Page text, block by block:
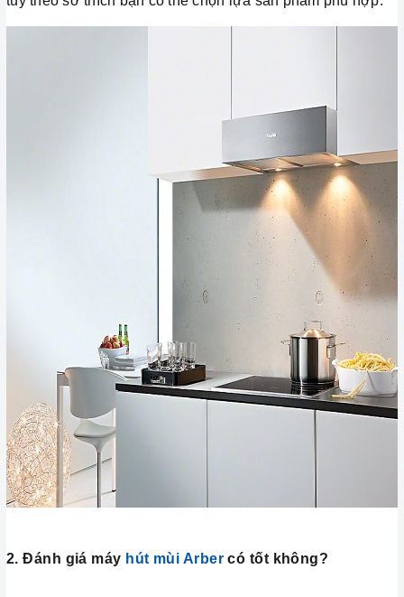
2. Đánh giá máy hút mùi Arber có tốt không?